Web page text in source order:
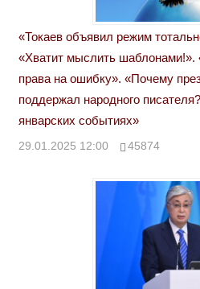
«Токаев объявил режим
«Хватит мыслить шаблонами!».
права на ошибку». «Почему
поддержал народного
январских событиях»
29.01.2025 12:00 45874